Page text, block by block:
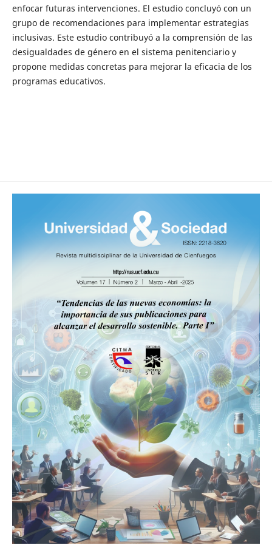
enfocar futuras intervenciones. El estudio concluyó con un
grupo de recomendaciones para implementar estrategias
inclusivas. Este estudio contribuyó a la comprensión de las
desigualdades de género en el sistema penitenciario y
propone medidas concretas para mejorar la eficacia de los
programas educativos.